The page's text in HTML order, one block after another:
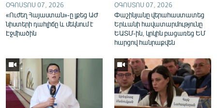
«Ազատության» բոլոր կայքերը
ՕԳՈՍՏՈՍ 07, 2026
«Ուժեղ Հայաստան»-ը լքեց ԱԺ
նիստերի դահլիճը և մեկնում է
Էջմիածին
ՕԳՈՍՏՈՍ 07, 2026
Փաշինյանը վերահաստատեց
Երևանի հավատարմությունը
ԵԱՏՄ-ին, կրկին բացառեց ԵՄ
հարցով հանրաքվեն